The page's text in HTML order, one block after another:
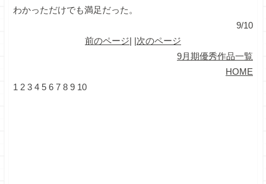
わかっただけでも満足だった。
9/10
前のページ| |次のページ
9月期優秀作品一覧
HOME
1 2 3 4 5 6 7 8 9 10